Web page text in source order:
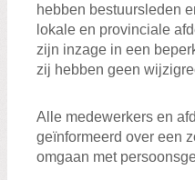
hebben bestuursleden
lokale en provinciale
zijn inzage in een
zij hebben geen
Alle medewerkers en
geïnformeerd over een
omgaan met